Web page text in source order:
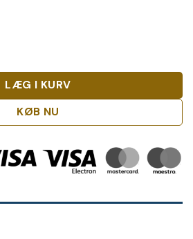
LÆG I KURV
KØB NU